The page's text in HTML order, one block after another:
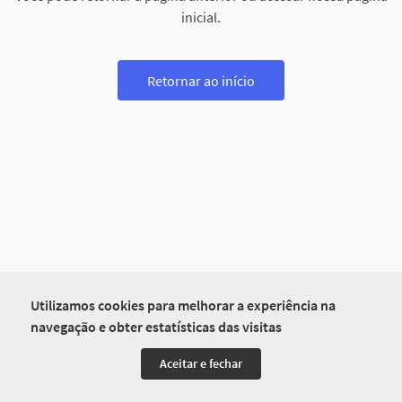
Utilizamos cookies para melhorar a experiência na
navegação e obter estatísticas das visitas
Aceitar e fechar
inicial.
Retornar ao início